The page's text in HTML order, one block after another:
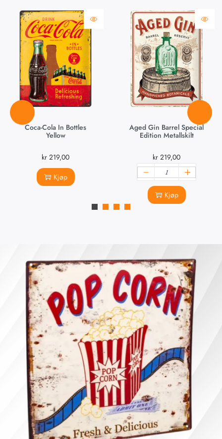
Coca-Cola In Bottles
Yellow
kr 219,00
Kjøp
Aged Gin Barrel Special
Edition Metallskilt
kr 219,00
Kjøp